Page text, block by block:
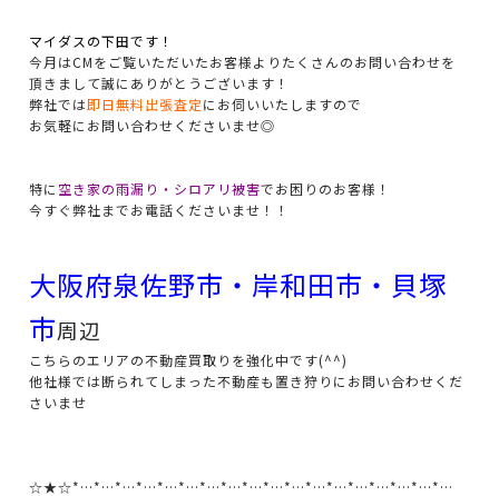
マイダスの下田です！
今月はCMをご覧いただいたお客様よりたくさんのお問い合わせを
頂きまして誠にありがとうございます！
弊社では即日無料出張査定にお伺いいたしますので
お気軽にお問い合わせくださいませ◎
特に 空き家の雨漏り・シロアリ被害でお困りのお客様！
今すぐ弊社までお電話くださいませ！！
大阪府泉佐野市・岸和田市・貝塚
市周辺
こちらのエリアの不動産買取りを強化中です(^^)
他社様では断られてしまった不動産も置き狩りにお問い合わせくだ
さいませ
☆★☆*…*…*…*…*…*…*…*…*…*…*…*…*…*…*…*…*…*…